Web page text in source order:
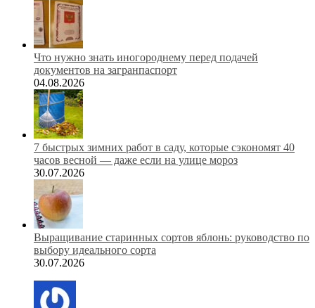
Что нужно знать иногороднему перед подачей
документов на загранпаспорт
04.08.2026
7 быстрых зимних работ в саду, которые сэкономят 40
часов весной — даже если на улице мороз
30.07.2026
Выращивание старинных сортов яблонь: руководство по
выбору идеального сорта
30.07.2026